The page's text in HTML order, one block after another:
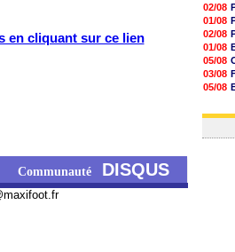
en cliquant sur ce lien
Communauté DISQUS
02/08
01/08
02/08
01/08
05/08
03/08
05/08
03/08